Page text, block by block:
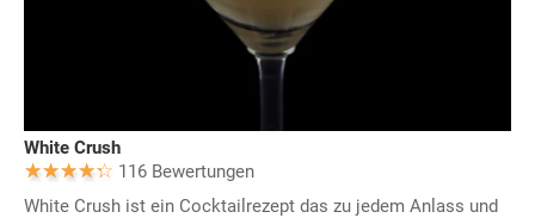
White Crush
116 Bewertungen
White Crush ist ein Cocktailrezept das zu jedem Anlass und